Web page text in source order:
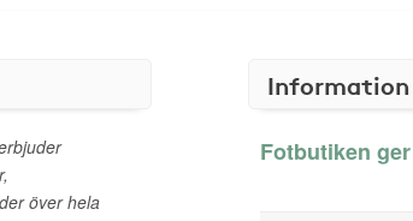
över hela
Information
Fotbutiken